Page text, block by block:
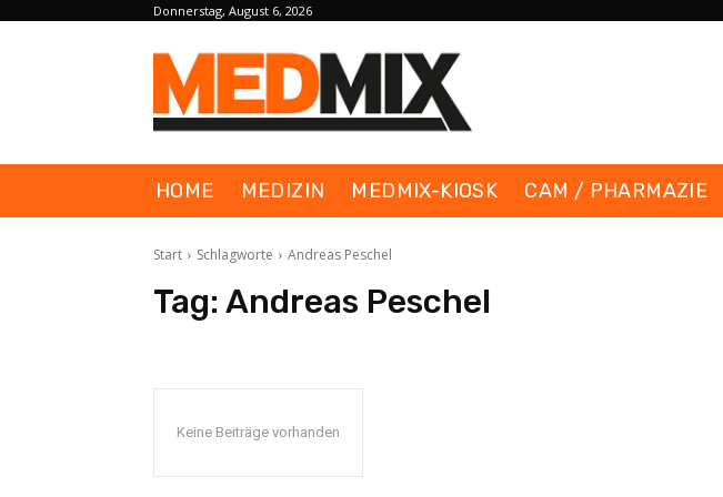
Donnerstag, August 6, 2026
HOME MEDIZIN MEDMIX-KIOSK CAM / PHARMAZIE
Start Schlagworte Andreas Peschel
Tag: Andreas Peschel
Keine Beiträge vorhanden